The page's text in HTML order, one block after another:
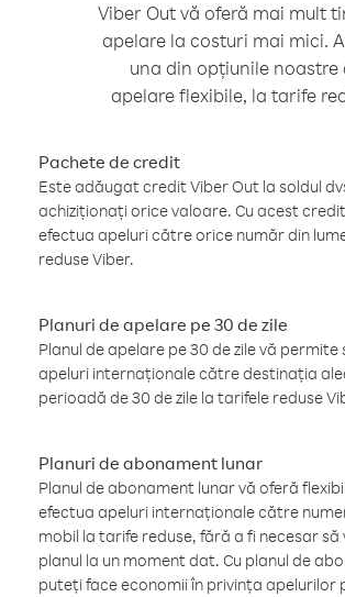
Viber Out vă oferă mai mult
apelare la costuri mai mici.
una din opțiunile noastre
apelare flexibile, la tarife
Pachete de credit
Este adăugat credit Viber Out la soldul
achiziționați orice valoare. Cu acest
efectua apeluri către orice număr din
reduse Viber.
Planuri de apelare pe 30 de zile
Planul de apelare pe 30 de zile vă
apeluri internaționale către destinația
perioadă de 30 de zile la tarifele reduse
Planuri de abonament lunar
Planul de abonament lunar vă oferă
efectua apeluri internaționale către
mobil la tarife reduse, fără a fi necesar să
planul la un moment dat. Cu planul de
puteți face economii în privința apelurilor